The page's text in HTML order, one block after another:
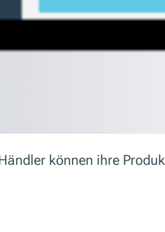
können ihre